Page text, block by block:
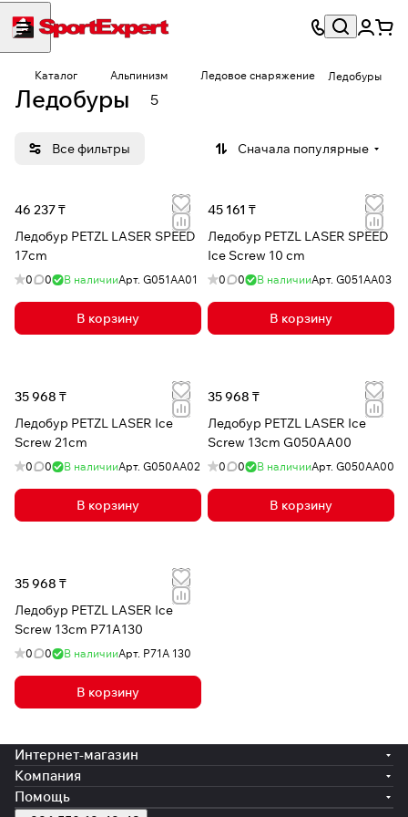
Каталог Альпинизм Ледовое снаряжение Ледобуры
Ледобуры 5
Все фильтры Сначала популярные
46 237 ₸
Ледобур PETZL LASER SPEED
17cm
0 0 В наличииАрт. G051AA01
В корзину
45 161 ₸
Ледобур PETZL LASER SPEED
Ice Screw 10 cm
0 0 В наличииАрт. G051AA03
В корзину
35 968 ₸
Ледобур PETZL LASER Ice
Screw 21cm
0 0 В наличииАрт. G050AA02
В корзину
35 968 ₸
Ледобур PETZL LASER Ice
Screw 13cm G050AA00
0 0 В наличииАрт. G050AA00
В корзину
35 968 ₸
Ледобур PETZL LASER Ice
Screw 13cm P71A130
0 0 В наличииАрт. P71A 130
В корзину
Интернет-магазин
Компания
Помощь